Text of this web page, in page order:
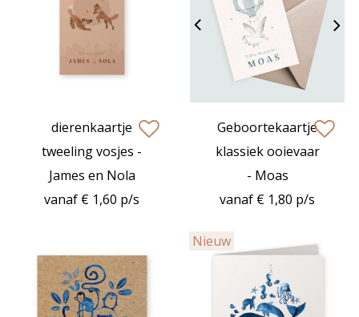
dierenkaartje
tweeling vosjes -
James en Nola
vanaf € 1,60 p/s
Geboortekaartje
klassiek ooievaar
- Moas
vanaf € 1,80 p/s
Nieuw